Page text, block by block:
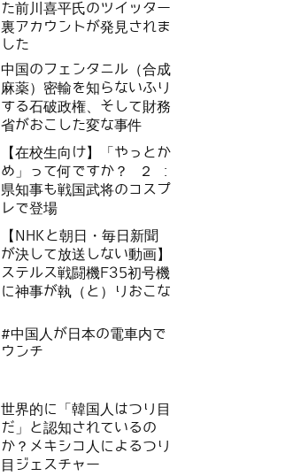
た前川喜平氏のツイッター
裏アカウントが発見されま
した
中国のフェンタニル（合成
麻薬）密輸を知らないふり
する石破政権、そして財務
省がおこした変な事件
【在校生向け】「やっとか
め」って何ですか？ ２ :
県知事も戦国武将のコスプ
レで登場
【NHKと朝日・毎日新聞
が決して放送しない動画】
ステルス戦闘機F35初号機
に神事が執（と）りおこな
#中国人が日本の電車内で
ウンチ
世界的に「韓国人はつり目
だ」と認知されているの
か？メキシコ人によるつり
目ジェスチャー